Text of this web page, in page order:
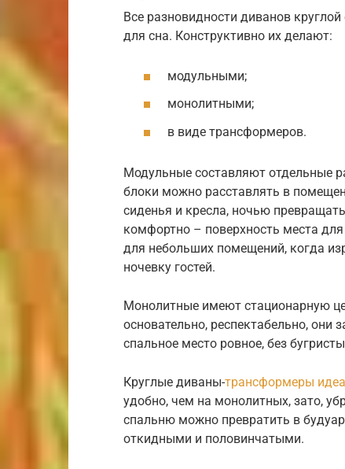
Все разновидности диванов
для сна. Конструктивно их делают:
модульными;
монолитными;
в виде трансформеров.
Модульные составляют отдельные
блоки можно расставлять в
сиденья и кресла, ночью
комфортно – поверхность места
для небольших помещений, когда
ночевку гостей.
Монолитные имеют стационарную
основательно, респектабельно,
спальное место ровное, без
Круглые диваны-трансформеры
удобно, чем на монолитных, зато,
спальню можно превратить в
откидными и половинчатыми.